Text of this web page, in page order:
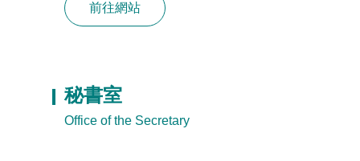
前往網站
秘書室
Office of the Secretary